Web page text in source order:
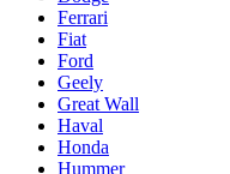
Ferrari
Fiat
Ford
Geely
Great Wall
Haval
Honda
Hummer